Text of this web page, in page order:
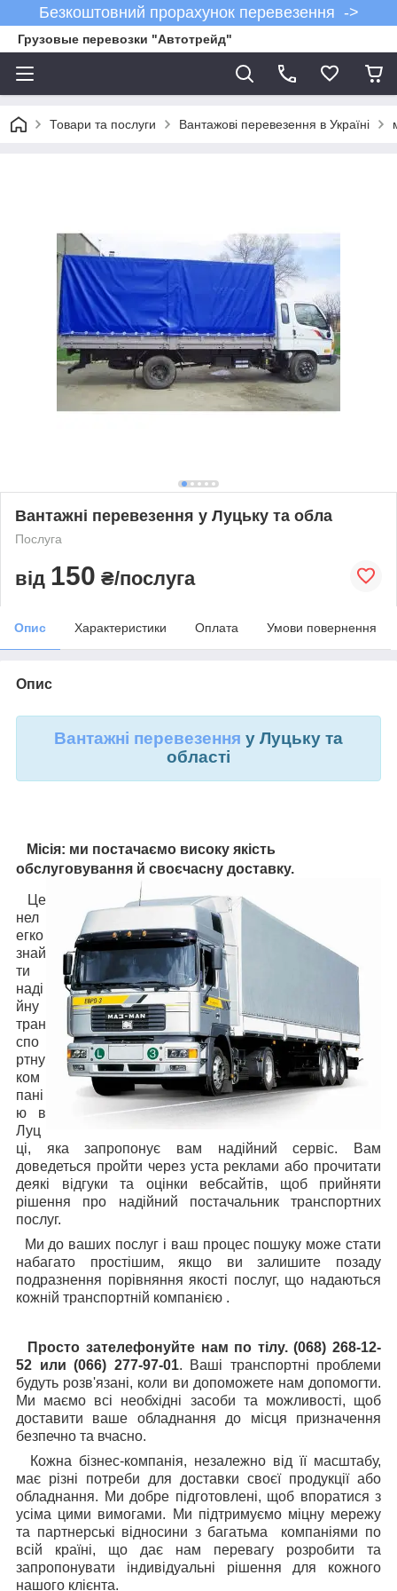
Безкоштовний прорахунок перевезення ->
Грузовые перевозки "Автотрейд"
Товари та послуги Вантажові перевезення в Україні
Вантажні перевезення у Луцьку та обла
Послуга
від 150 ₴/послуга
Опис Характеристики Оплата Умови повернення
Опис
Вантажні перевезення у Луцьку та
області
Місія: ми постачаємо високу якість
обслуговування й своєчасну доставку.
Це
нел
егко
знай
ти
наді
йну
тран
спо
ртну
ком
пані
ю в
Луц
ці, яка запропонує вам надійний сервіс. Вам
доведеться пройти через уста реклами або прочитати
деякі відгуки та оцінки вебсайтів, щоб прийняти
рішення про надійний постачальник транспортних
послуг.
Ми до ваших послуг і ваш процес пошуку може стати
набагато простішим, якщо ви залишите позаду
подразнення порівняння якості послуг, що надаються
кожній транспортній компанією .
Просто зателефонуйте нам по тілу. (068) 268-12-
52 или (066) 277-97-01. Ваші транспортні проблеми
будуть розв'язані, коли ви допоможете нам допомогти.
Ми маємо всі необхідні засоби та можливості, щоб
доставити ваше обладнання до місця призначення
безпечно та вчасно.
Кожна бізнес-компанія, незалежно від її масштабу,
має різні потреби для доставки своєї продукції або
обладнання. Ми добре підготовлені, щоб впоратися з
усіма цими вимогами. Ми підтримуємо міцну мережу
та партнерські відносини з багатьма компаніями по
всій країні, що дає нам перевагу розробити та
запропонувати індивідуальні рішення для кожного
нашого клієнта.